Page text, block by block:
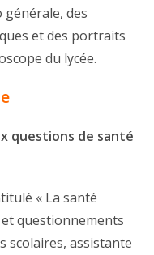
générale, des
et des portraits
du lycée.
questions de santé
« La santé
questionnements
scolaires, assistante